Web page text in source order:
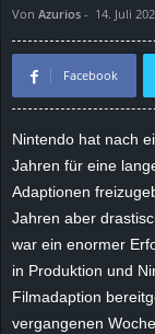
Von Azurios - 14. Juli
Facebook
Nintendo hat nach
Jahren für eine
Adaptionen
Jahren aber
war ein enormer
in Produktion und
Filmadaption
vergangenen